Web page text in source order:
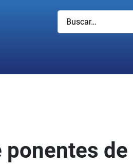
Buscar
ponentes de